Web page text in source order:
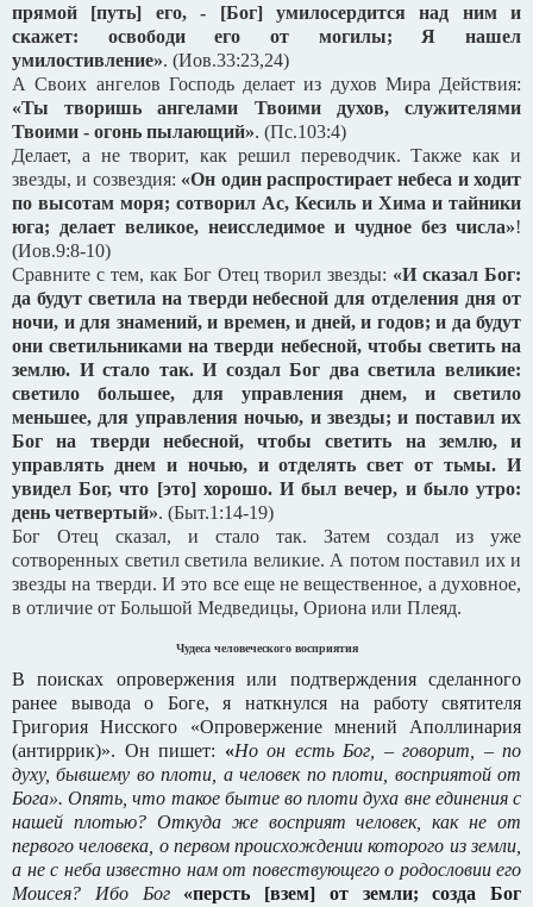
прямой [путь] его, - [Бог] умилосердится над ним и
скажет: освободи его от могилы; Я нашел
умилостивление». (Иов.33:23,24)
А Своих ангелов Господь делает из духов Мира Действия:
«Ты творишь ангелами Твоими духов, служителями
Твоими - огонь пылающий». (Пс.103:4)
Делает, а не творит, как решил переводчик. Также как и
звезды, и созвездия: «Он один распростирает небеса и ходит
по высотам моря; сотворил Ас, Кесиль и Хима и тайники
юга; делает великое, неисследимое и чудное без числа»!
(Иов.9:8-10)
Сравните с тем, как Бог Отец творил звезды: «И сказал Бог:
да будут светила на тверди небесной для отделения дня от
ночи, и для знамений, и времен, и дней, и годов; и да будут
они светильниками на тверди небесной, чтобы светить на
землю. И стало так. И создал Бог два светила великие:
светило большее, для управления днем, и светило
меньшее, для управления ночью, и звезды; и поставил их
Бог на тверди небесной, чтобы светить на землю, и
управлять днем и ночью, и отделять свет от тьмы. И
увидел Бог, что [это] хорошо. И был вечер, и было утро:
день четвертый». (Быт.1:14-19)
Бог Отец сказал, и стало так. Затем создал из уже
сотворенных светил светила великие. А потом поставил их и
звезды на тверди. И это все еще не вещественное, а духовное,
в отличие от Большой Медведицы, Ориона или Плеяд.
Чудеса человеческого восприятия
В поисках опровержения или подтверждения сделанного
ранее вывода о Боге, я наткнулся на работу святителя
Григория Нисского «Опровержение мнений Аполлинария
(антиррик)». Он пишет: «Но он есть Бог, – говорит, – по
духу, бывшему во плоти, а человек по плоти, восприятой от
Бога». Опять, что такое бытие во плоти духа вне единения с
нашей плотью? Откуда же восприят человек, как не от
первого человека, о первом происхождении которого из земли,
а не с неба известно нам от повествующего о родословии его
Моисея? Ибо Бог «персть [взем] от земли; созда Бог